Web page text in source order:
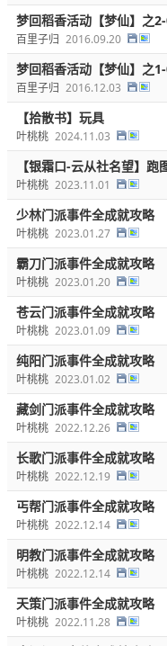
梦回稻香活动【梦仙】之
百里子归 2016.09.20
梦回稻香活动【梦仙】之
百里子归 2016.12.03
【拾散书】玩具
叶桃桃 2024.11.03
【银霜口-云从社名望】跑
叶桃桃 2023.11.01
少林门派事件全成就攻略
叶桃桃 2023.01.27
霸刀门派事件全成就攻略
叶桃桃 2023.01.20
苍云门派事件全成就攻略
叶桃桃 2023.01.09
纯阳门派事件全成就攻略
叶桃桃 2023.01.02
藏剑门派事件全成就攻略
叶桃桃 2022.12.26
长歌门派事件全成就攻略
叶桃桃 2022.12.19
丐帮门派事件全成就攻略
叶桃桃 2022.12.14
明教门派事件全成就攻略
叶桃桃 2022.12.14
天策门派事件全成就攻略
叶桃桃 2022.11.28